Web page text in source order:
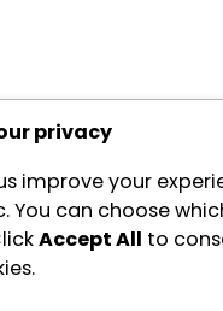
privacy
improve your
You can choose
Accept All to